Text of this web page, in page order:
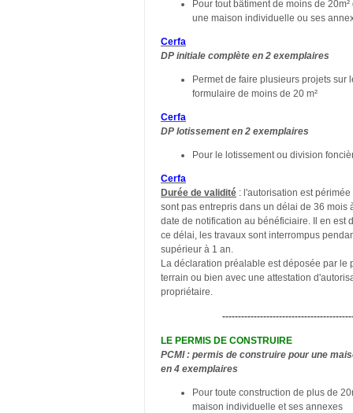
Pour tout bâtiment de moins de
une maison individuelle ou ses
Cerfa
DP initiale complète en 2 exemplaires
Permet de faire plusieurs projets sur
formulaire de moins de 20 m²
Cerfa
DP lotissement en 2 exemplaires
Pour le lotissement ou division
Cerfa
Durée de validité : l'autorisation est
sont pas entrepris dans un délai de 36 mois
date de notification au bénéficiaire. Il en est
ce délai, les travaux sont interrompus
supérieur à 1 an.
La déclaration préalable est déposée par le
terrain ou bien avec une attestation
propriétaire.
LE PERMIS DE CONSTRUIRE
PCMI : permis de construire pour une
en 4 exemplaires
Pour toute construction de plus de
maison individuelle et ses annexes